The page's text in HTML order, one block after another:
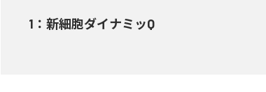
1 ： 新細胞ダイナミッQ